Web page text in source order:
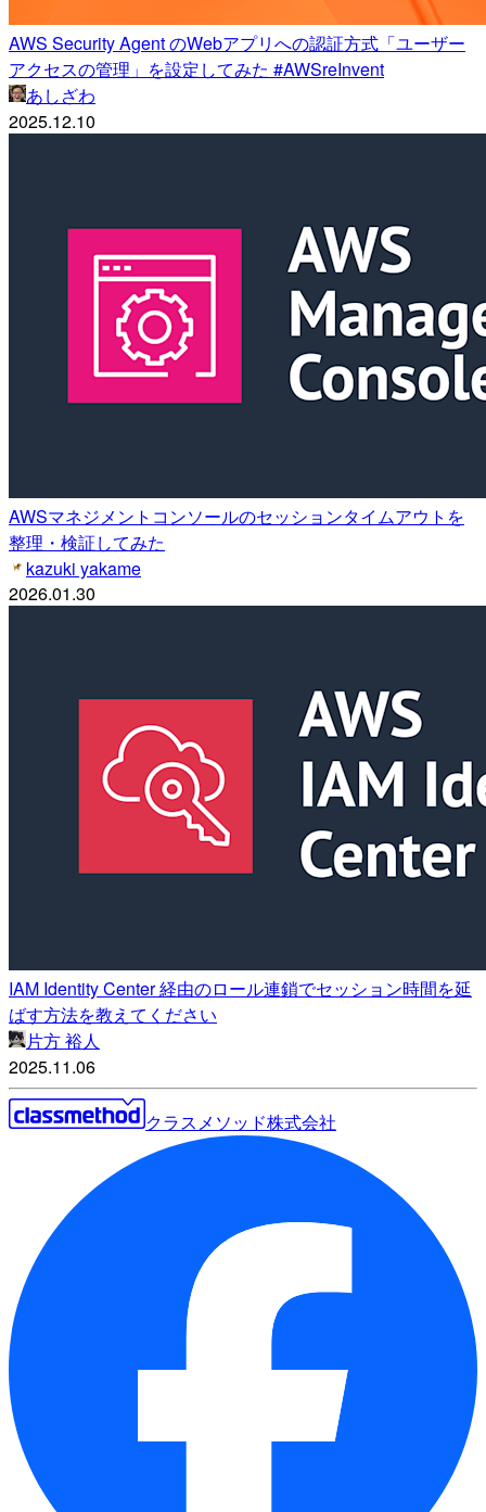
AWS Security Agent のWebアプリへの認証方式「ユーザー
アクセスの管理」を設定してみた #AWSreInvent
あしざわ
2025.12.10
AWSマネジメントコンソールのセッションタイムアウトを
整理・検証してみた
kazuki yakame
2026.01.30
IAM Identity Center 経由のロール連鎖でセッション時間を延
ばす方法を教えてください
片方 裕人
2025.11.06
クラスメソッド株式会社